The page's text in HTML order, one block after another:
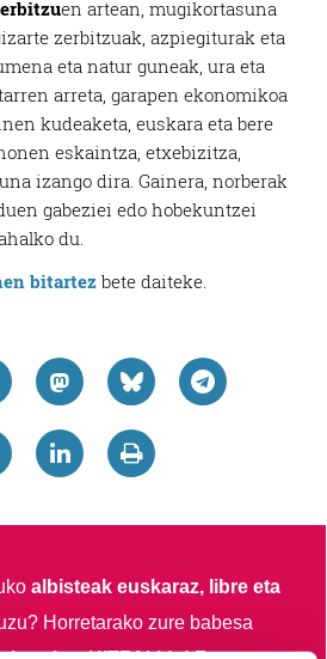
en artean, mugikortasuna
zerbitzuak, azpiegiturak eta
eta natur guneak, ura eta
arreta, garapen ekonomikoa
kudeaketa, euskara eta bere
eskaintza, etxebizitza,
izango dira. Gainera, norberak
gabeziei edo hobekuntzei
du.
bitartez bete daiteke.
albisteak euskaraz, libre eta
Horretarako zure babesa